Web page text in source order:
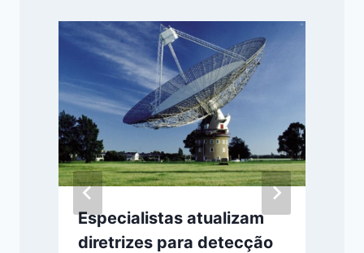
Especialistas atualizam
diretrizes para detecção